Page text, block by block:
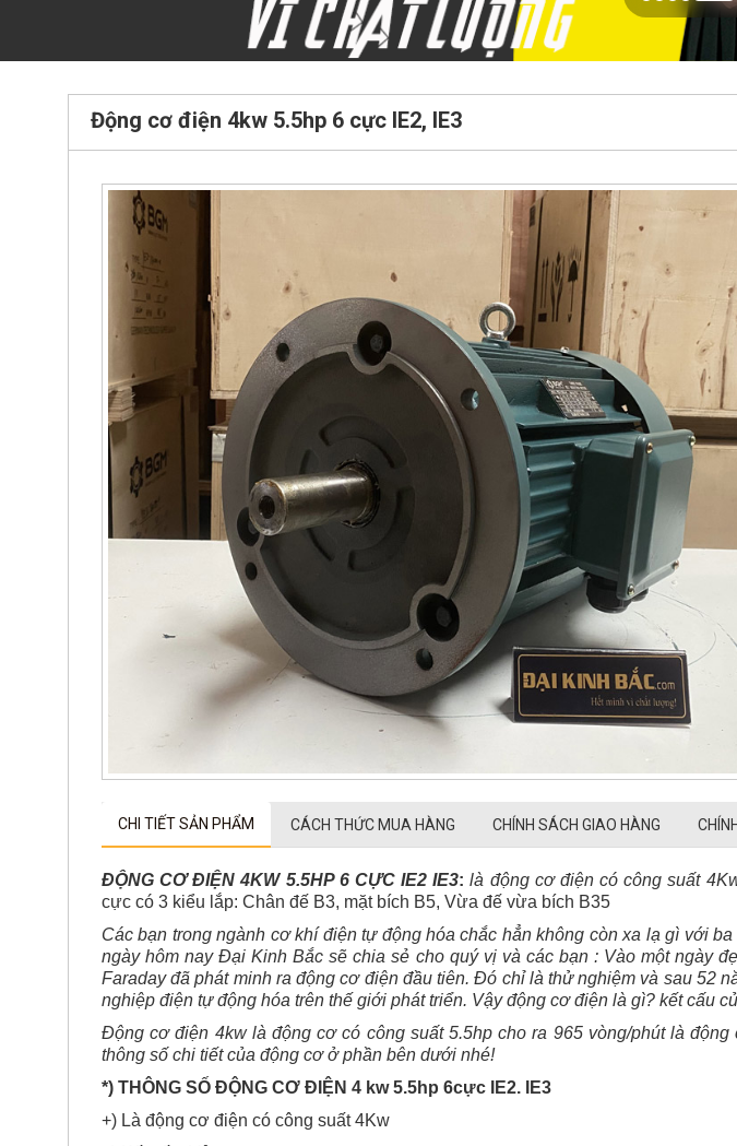
Động cơ điện 4kw 5.5hp 6 cực IE2, IE3
CHI TIẾT SẢN PHẨM
cực có 3 kiểu lắp: Chân đế B3, mặt bích B5, Vừa đế vừa bích B35
Các bạn trong ngành cơ khí điện tự động hóa chắc hẳn không còn xa lạ gì với
ngày hôm nay Đại Kinh Bắc sẽ chia sẻ cho quý vị và các bạn : Vào một ngày
Faraday đã phát minh ra động cơ điện đầu tiên. Đó chỉ là thử nghiệm và sau 52
nghiệp điện tự động hóa trên thế giới phát triển. Vậy động cơ điện là gì? kết cấu
Động cơ điện 4kw là động cơ có công suất 5.5hp cho ra 965 vòng/phút là
thông số chi tiết của động cơ ở phần bên dưới nhé!
*) THÔNG SỐ ĐỘNG CƠ ĐIỆN4kw 5.5hp 6cực IE2. IE3
+) Là động cơ điện có công suất 4Kw
+) Kết cấu: Vỏ gang
+) Kiểu lắp: Chân đế B3, Mặt bích B5, Vừa bích vừa đế B35
+)
Điện áp: 3 pha 220V/380V